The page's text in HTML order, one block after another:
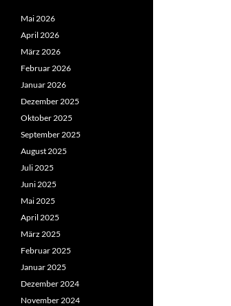
Mai 2026
April 2026
März 2026
Februar 2026
Januar 2026
Dezember 2025
Oktober 2025
September 2025
August 2025
Juli 2025
Juni 2025
Mai 2025
April 2025
März 2025
Februar 2025
Januar 2025
Dezember 2024
November 2024